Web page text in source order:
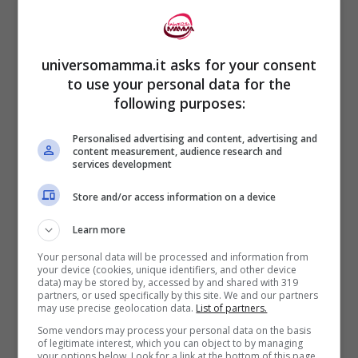
può nascere qualcosa di bello e funzionale
teatrale.
alle loro idee, svilupperanno autostima,
dovranno ascoltare se stessi, ma anche
gli altri
libertà e l ‘importanza delle regole.
Incuriosite? Se siete a Roma,
Associazione TeatraleVerbavolant
capitolina dellaScuola Nazionale
universomamma.it asks for your consent
to use your personal data for the
following purposes:
Personalised advertising and content, advertising and
content measurement, audience research and
services development
Store and/or access information on a device
Learn more
Your personal data will be processed and information from
your device (cookies, unique identifiers, and other device
data) may be stored by, accessed by and shared with 319
partners, or used specifically by this site. We and our partners
may use precise geolocation data. List of partners.
Some vendors may process your personal data on the basis
of legitimate interest, which you can object to by managing